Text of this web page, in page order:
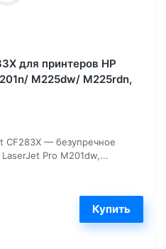
для принтеров HP
M225dw/ M225rdn,
CF283X — безупречное
Pro M201dw,...